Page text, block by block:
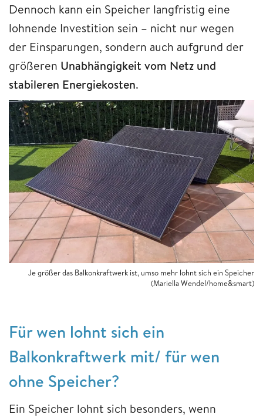
Dennoch kann ein Speicher langfristig eine
lohnende Investition sein – nicht nur wegen
der Einsparungen, sondern auch aufgrund der
größeren Unabhängigkeit vom Netz und
stabileren Energiekosten.
Je größer das Balkonkraftwerk ist, umso mehr lohnt sich ein Speicher
(Mariella Wendel/home&smart)
Für wen lohnt sich ein
Balkonkraftwerk mit/ für wen
ohne Speicher?
Ein Speicher lohnt sich besonders, wenn